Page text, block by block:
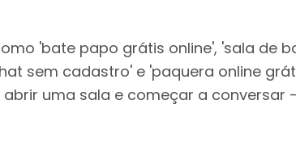
'bate papo grátis online', 'sala de
sem cadastro' e 'paquera online
uma sala e começar a conversar